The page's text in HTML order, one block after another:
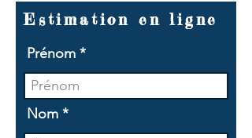
Estimation en ligne
Prénom
Nom